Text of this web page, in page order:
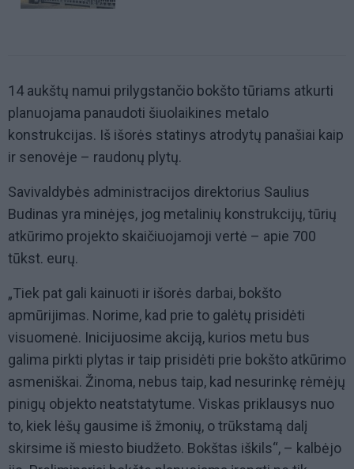
14 aukštų namui prilygstančio bokšto tūriams atkurti
planuojama panaudoti šiuolaikines metalo
konstrukcijas. Iš išorės statinys atrodytų panašiai kaip
ir senovėje – raudonų plytų.
Savivaldybės administracijos direktorius Saulius
Budinas yra minėjęs, jog metalinių konstrukcijų, tūrių
atkūrimo projekto skaičiuojamoji vertė – apie 700
tūkst. eurų.
„Tiek pat gali kainuoti ir išorės darbai, bokšto
apmūrijimas. Norime, kad prie to galėtų prisidėti
visuomenė. Inicijuosime akciją, kurios metu bus
galima pirkti plytas ir taip prisidėti prie bokšto atkūrimo
asmeniškai. Žinoma, nebus taip, kad nesurinkę rėmėjų
pinigų objekto neatstatytume. Viskas priklausys nuo
to, kiek lėšų gausime iš žmonių, o trūkstamą dalį
skirsime iš miesto biudžeto. Bokštas iškils“, – kalbėjo